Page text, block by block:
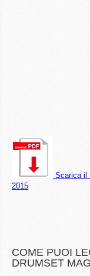
Scarica il
2015
COME PUOI
DRUMSET MAG